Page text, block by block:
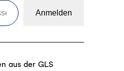
Anmelden
aus der GLS